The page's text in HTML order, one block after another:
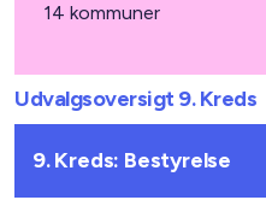
14 kommuner
Udvalgsoversigt 9. Kreds
9. Kreds: Bestyrelse